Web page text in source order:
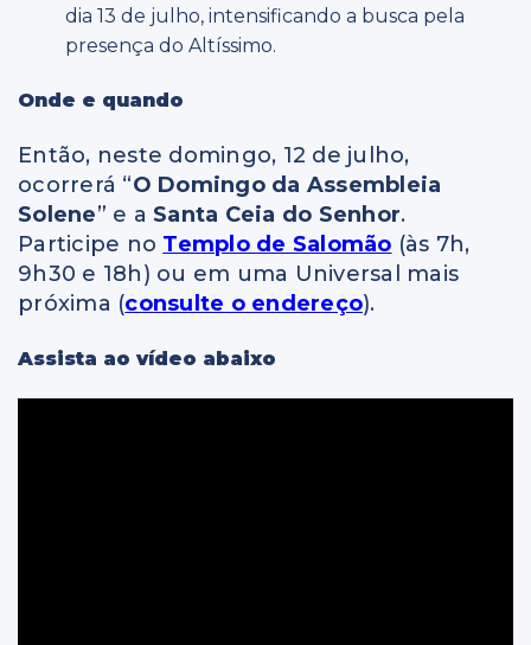
dia 13 de julho, intensificando a busca pela
presença do Altíssimo.
Onde e quando
Então, neste domingo, 12 de julho,
ocorrerá “O Domingo da Assembleia
Solene” e a Santa Ceia do Senhor.
Participe no Templo de Salomão (às 7h,
9h30 e 18h) ou em uma Universal mais
próxima (consulte o endereço).
Assista ao vídeo abaixo